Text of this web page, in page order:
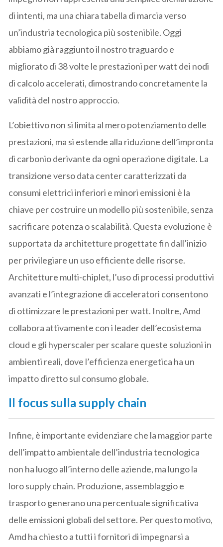
di intenti, ma una chiara tabella di marcia verso
un’industria tecnologica più sostenibile. Oggi
abbiamo già raggiunto il nostro traguardo e
migliorato di 38 volte le prestazioni per watt dei nodi
di calcolo accelerati, dimostrando concretamente la
validità del nostro approccio.
L’obiettivo non si limita al mero potenziamento delle
prestazioni, ma si estende alla riduzione dell’impronta
di carbonio derivante da ogni operazione digitale. La
transizione verso data center caratterizzati da
consumi elettrici inferiori e minori emissioni è la
chiave per costruire un modello più sostenibile, senza
sacrificare potenza o scalabilità. Questa evoluzione è
supportata da architetture progettate fin dall’inizio
per privilegiare un uso efficiente delle risorse.
Architetture multi-chiplet, l’uso di processi produttivi
avanzati e l’integrazione di acceleratori consentono
di ottimizzare le prestazioni per watt. Inoltre, Amd
collabora attivamente con i leader dell’ecosistema
cloud e gli hyperscaler per scalare queste soluzioni in
ambienti reali, dove l’efficienza energetica ha un
impatto diretto sul consumo globale.
Il focus sulla supply chain
Infine, è importante evidenziare che la maggior parte
dell’impatto ambientale dell’industria tecnologica
non ha luogo all’interno delle aziende, ma lungo la
loro supply chain. Produzione, assemblaggio e
trasporto generano una percentuale significativa
delle emissioni globali del settore. Per questo motivo,
Amd ha chiesto a tutti i fornitori di impegnarsi a